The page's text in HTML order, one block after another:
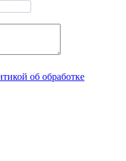
об обработке